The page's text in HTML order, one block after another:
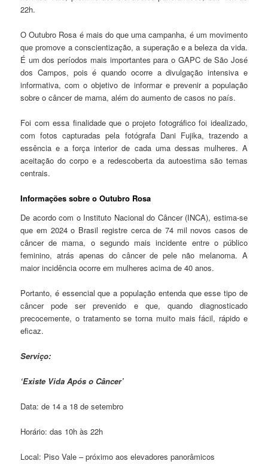
22h.
O Outubro Rosa é mais do que uma campanha, é um movimento
que promove a conscientização, a superação e a beleza da vida.
É um dos períodos mais importantes para o GAPC de São José
dos Campos, pois é quando ocorre a divulgação intensiva e
informativa, com o objetivo de informar e prevenir a população
sobre o câncer de mama, além do aumento de casos no país.
Foi com essa finalidade que o projeto fotográfico foi idealizado,
com fotos capturadas pela fotógrafa Dani Fujika, trazendo a
essência e a força interior de cada uma dessas mulheres. A
aceitação do corpo e a redescoberta da autoestima são temas
centrais.
Informações sobre o Outubro Rosa
De acordo com o Instituto Nacional do Câncer (INCA), estima-se
que em 2024 o Brasil registre cerca de 74 mil novos casos de
câncer de mama, o segundo mais incidente entre o público
feminino, atrás apenas do câncer de pele não melanoma. A
maior incidência ocorre em mulheres acima de 40 anos.
Portanto, é essencial que a população entenda que esse tipo de
câncer pode ser prevenido e que, quando diagnosticado
precocemente, o tratamento se torna muito mais fácil, rápido e
eficaz.
Serviço:
‘Existe Vida Após o Câncer’
Data: de 14 a 18 de setembro
Horário: das 10h às 22h
Local: Piso Vale – próximo aos elevadores panorâmicos